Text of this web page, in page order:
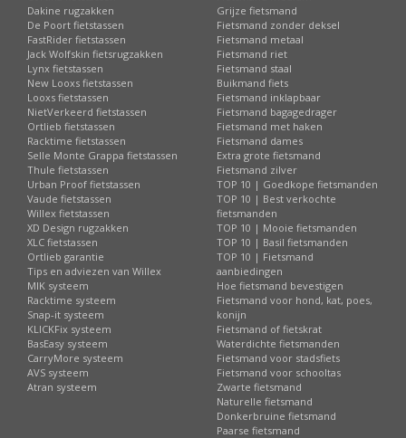
Dakine rugzakken
De Poort fietstassen
FastRider fietstassen
Jack Wolfskin fietsrugzakken
Lynx fietstassen
New Looxs fietstassen
Looxs fietstassen
NietVerkeerd fietstassen
Ortlieb fietstassen
Racktime fietstassen
Selle Monte Grappa fietstassen
Thule fietstassen
Urban Proof fietstassen
Vaude fietstassen
Willex fietstassen
XD Design rugzakken
XLC fietstassen
Ortlieb garantie
Tips en adviezen van Willex
MIK systeem
Racktime systeem
Snap-it systeem
KLICKFix systeem
BasEasy systeem
CarryMore systeem
AVS systeem
Atran systeem
Grijze fietsmand
Fietsmand zonder deksel
Fietsmand metaal
Fietsmand riet
Fietsmand staal
Buikmand fiets
Fietsmand inklapbaar
Fietsmand bagagedrager
Fietsmand met haken
Fietsmand dames
Extra grote fietsmand
Fietsmand zilver
TOP 10 | Goedkope fietsmanden
TOP 10 | Best verkochte
fietsmanden
TOP 10 | Mooie fietsmanden
TOP 10 | Basil fietsmanden
TOP 10 | Fietsmand
aanbiedingen
Hoe fietsmand bevestigen
Fietsmand voor hond, kat, poes,
konijn
Fietsmand of fietskrat
Waterdichte fietsmanden
Fietsmand voor stadsfiets
Fietsmand voor schooltas
Zwarte fietsmand
Naturelle fietsmand
Donkerbruine fietsmand
Paarse fietsmand